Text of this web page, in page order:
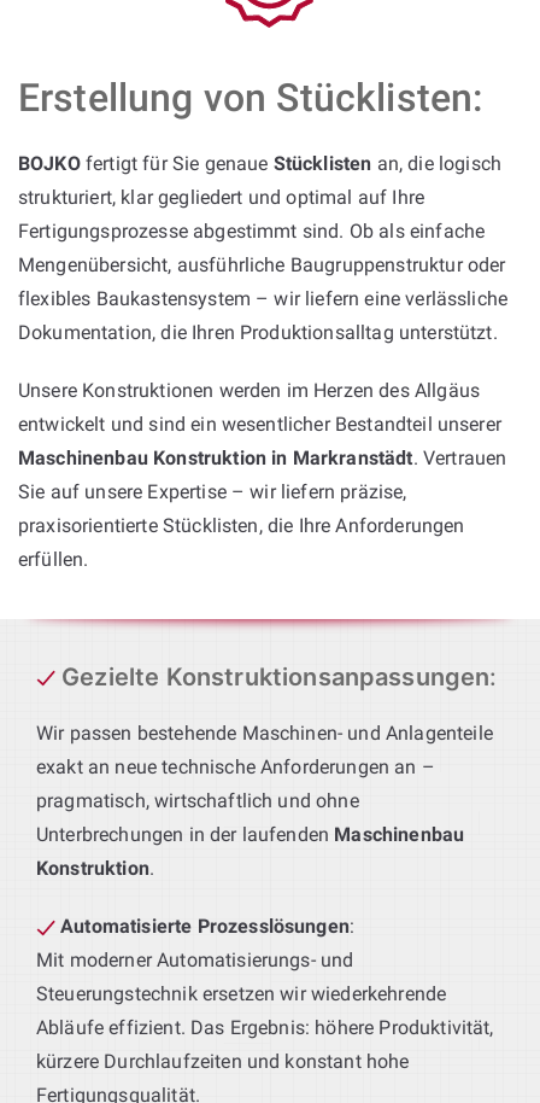
Erstellung von Stücklisten:
BOJKOfertigt für Sie genaue Stücklisten an, die logisch
strukturiert, klar gegliedert und optimal auf Ihre
Fertigungsprozesse abgestimmt sind. Ob als einfache
Mengenübersicht, ausführliche Baugruppenstruktur oder
flexibles Baukastensystem – wir liefern eine verlässliche
Dokumentation, die Ihren Produktionsalltag unterstützt.
Unsere Konstruktionen werden im Herzen des Allgäus
entwickelt und sind ein wesentlicher Bestandteil unserer
Maschinenbau Konstruktion in Markranstädt. Vertrauen
Sie auf unsere Expertise – wir liefern präzise,
praxisorientierte Stücklisten, die Ihre Anforderungen
erfüllen.
Gezielte Konstruktionsanpassungen:
Wir passen bestehende Maschinen- und Anlagenteile
exakt an neue technische Anforderungen an –
pragmatisch, wirtschaftlich und ohne
Unterbrechungen in der laufenden Maschinenbau
Konstruktion.
Automatisierte Prozesslösungen:
Mit moderner Automatisierungs- und
Steuerungstechnik ersetzen wir wiederkehrende
Abläufe effizient. Das Ergebnis: höhere Produktivität,
kürzere Durchlaufzeiten und konstant hohe
Fertigungsqualität.